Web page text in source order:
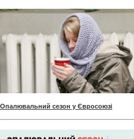
Опалювальний сезон у Євросоюзі